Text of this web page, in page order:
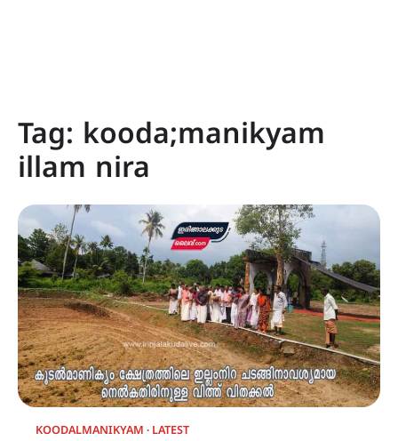
Tag: kooda;manikyam
illam nira
KOODALMANIKYAM LATEST